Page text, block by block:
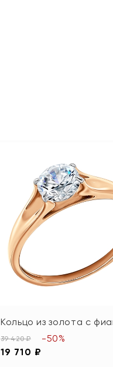
Кольцо из золота с
39 420 ₽
19 710 ₽
-50%